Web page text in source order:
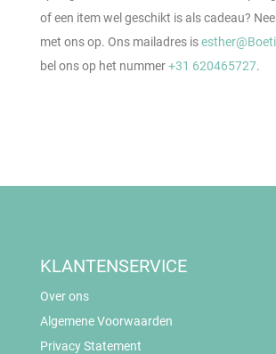
of een item wel geschikt is als cadeau?
met ons op. Ons mailadres is
bel ons op het nummer+31 620465727.
KLANTENSERVICE
Over ons
Algemene Voorwaarden
Privacy Statement